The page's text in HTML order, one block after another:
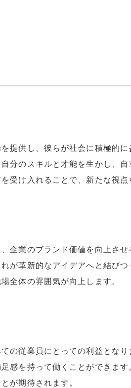
提供し、彼らが社会に積極的
分のスキルと才能を生かし、
受け入れることで、新たな視点
企業のブランド価値を向上さ
が革新的なアイデアへと結び
全体の雰囲気が向上します。
の従業員にとっての利益とな
感を持って働くことができま
が期待されます。